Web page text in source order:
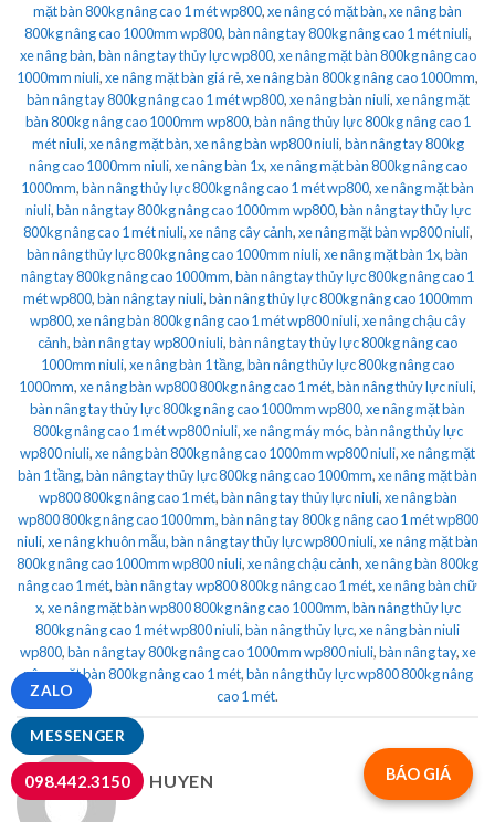
mặt bàn 800kg nâng cao 1 mét wp800,xe nâng có mặt bàn,xe nâng bàn
800kg nâng cao 1000mm wp800,bàn nâng tay 800kg nâng cao 1 mét niuli,
xe nâng bàn,bàn nâng tay thủy lực wp800,xe nâng mặt bàn 800kg nâng cao
1000mm niuli,xe nâng mặt bàn giá rẻ,xe nâng bàn 800kg nâng cao 1000mm,
bàn nâng tay 800kg nâng cao 1 mét wp800,xe nâng bàn niuli,xe nâng mặt
bàn 800kg nâng cao 1000mm wp800,bàn nâng thủy lực 800kg nâng cao 1
mét niuli,xe nâng mặt bàn,xe nâng bàn wp800 niuli,bàn nâng tay 800kg
nâng cao 1000mm niuli,xe nâng bàn 1x,xe nâng mặt bàn 800kg nâng cao
1000mm,bàn nâng thủy lực 800kg nâng cao 1 mét wp800,xe nâng mặt bàn
niuli,bàn nâng tay 800kg nâng cao 1000mm wp800,bàn nâng tay thủy lực
800kg nâng cao 1 mét niuli,xe nâng cây cảnh,xe nâng mặt bàn wp800 niuli,
bàn nâng thủy lực 800kg nâng cao 1000mm niuli,xe nâng mặt bàn 1x,bàn
nâng tay 800kg nâng cao 1000mm,bàn nâng tay thủy lực 800kg nâng cao 1
mét wp800,bàn nâng tay niuli,bàn nâng thủy lực 800kg nâng cao 1000mm
wp800,xe nâng bàn 800kg nâng cao 1 mét wp800 niuli,xe nâng chậu cây
cảnh,bàn nâng tay wp800 niuli,bàn nâng tay thủy lực 800kg nâng cao
1000mm niuli,xe nâng bàn 1 tầng,bàn nâng thủy lực 800kg nâng cao
1000mm,xe nâng bàn wp800 800kg nâng cao 1 mét,bàn nâng thủy lực niuli,
bàn nâng tay thủy lực 800kg nâng cao 1000mm wp800,xe nâng mặt bàn
800kg nâng cao 1 mét wp800 niuli,xe nâng máy móc,bàn nâng thủy lực
wp800 niuli,xe nâng bàn 800kg nâng cao 1000mm wp800 niuli,xe nâng mặt
bàn 1 tầng,bàn nâng tay thủy lực 800kg nâng cao 1000mm,xe nâng mặt bàn
wp800 800kg nâng cao 1 mét,bàn nâng tay thủy lực niuli,xe nâng bàn
wp800 800kg nâng cao 1000mm,bàn nâng tay 800kg nâng cao 1 mét wp800
niuli,xe nâng khuôn mẫu,bàn nâng tay thủy lực wp800 niuli,xe nâng mặt bàn
800kg nâng cao 1000mm wp800 niuli,xe nâng chậu cảnh,xe nâng bàn 800kg
nâng cao 1 mét,bàn nâng tay wp800 800kg nâng cao 1 mét,xe nâng bàn chữ
x,xe nâng mặt bàn wp800 800kg nâng cao 1000mm,bàn nâng thủy lực
800kg nâng cao 1 mét wp800 niuli,bàn nâng thủy lực,xe nâng bàn niuli
wp800,bàn nâng tay 800kg nâng cao 1000mm wp800 niuli,bàn nâng tay,xe
nâng mặt bàn 800kg nâng cao 1 mét,bàn nâng thủy lực wp800 800kg nâng
cao 1 mét.
HUYEN BÁO GIÁ
MESSENGER
ZALO
098.442.3150